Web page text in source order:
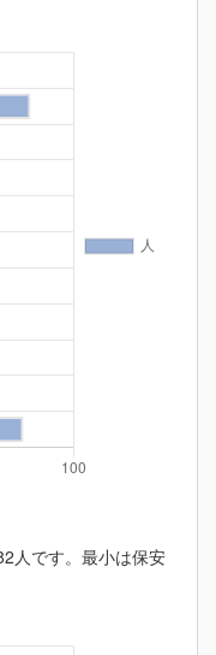
人です。最小は保安